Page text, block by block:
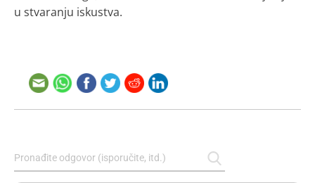
u stvaranju iskustva.